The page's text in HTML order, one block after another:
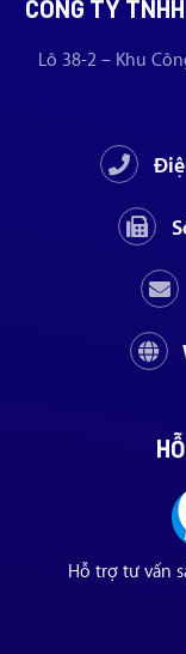
CÔNG TY
Lô 38-2 – Khu
Hỗ trợ tư vấn